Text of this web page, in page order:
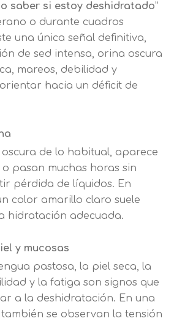
saber si estoy deshidratado”
o durante cuadros
una única señal definitiva,
de sed intensa, orina oscura
mareos, debilidad y
hacia un déficit de
de lo habitual, aparece
pasan muchas horas sin
pérdida de líquidos. En
color amarillo claro suele
hidratación adecuada.
y mucosas
pastosa, la piel seca, la
y la fatiga son signos que
a la deshidratación. En una
se observan la tensión
básica sobre
Datos . Haz clic aquí
de mis datos con la
para cumplir con las
Acceder,
los datos, así
como se
información adicional
adicional
en la información
más información en
de cookies.
no volveremos a
mensaje.